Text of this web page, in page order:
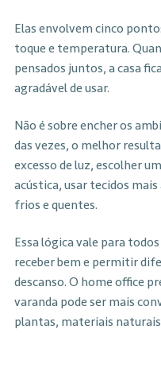
Elas envolvem cinco
toque e temperatura.
pensados juntos, a casa
agradável de usar.
Não é sobre encher os
das vezes, o melhor
excesso de luz, escolher
acústica, usar tecidos
frios e quentes.
Essa lógica vale para
receber bem e permitir
descanso. O home office
varanda pode ser mais
plantas, materiais